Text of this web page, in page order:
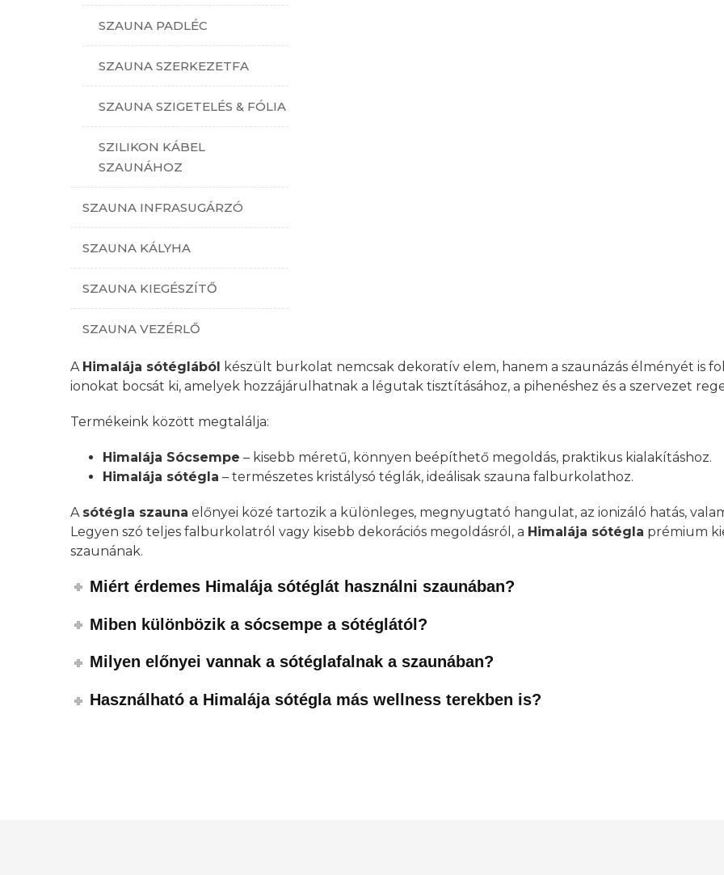
SZAUNA PADLÉC
SZAUNA SZERKEZETFA
SZAUNA SZIGETELÉS & FÓLIA
SZILIKON KÁBEL
SZAUNÁHOZ
SZAUNA INFRASUGÁRZÓ
SZAUNA KÁLYHA
SZAUNA KIEGÉSZÍTŐ
SZAUNA VEZÉRLŐ
A Himalája sótéglából készült burkolat nemcsak dekoratív elem, hanem a szaunázás élményét is
ionokat bocsát ki, amelyek hozzájárulhatnak a légutak tisztításához, a pihenéshez és a szervezet
Termékeink között megtalálja:
Himalája Sócsempe – kisebb méretű, könnyen beépíthető megoldás, praktikus kialakításhoz.
Himalája sótégla – természetes kristálysó téglák, ideálisak szauna falburkolathoz.
A sótégla szauna előnyei közé tartozik a különleges, megnyugtató hangulat, az ionizáló hatás,
Legyen szó teljes falburkolatról vagy kisebb dekorációs megoldásról, a Himalája sótégla prémium
szaunának.
Miért érdemes Himalája sótéglát használni szaunában?
Miben különbözik a sócsempe a sótéglától?
Milyen előnyei vannak a sótéglafalnak a szaunában?
Használható a Himalája sótégla más wellness terekben is?